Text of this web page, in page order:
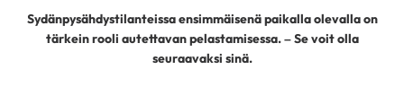
Sydänpysähdystilanteissa ensimmäisenä paikalla olevalla on
tärkein rooli autettavan pelastamisessa. – Se voit olla
seuraavaksi sinä.